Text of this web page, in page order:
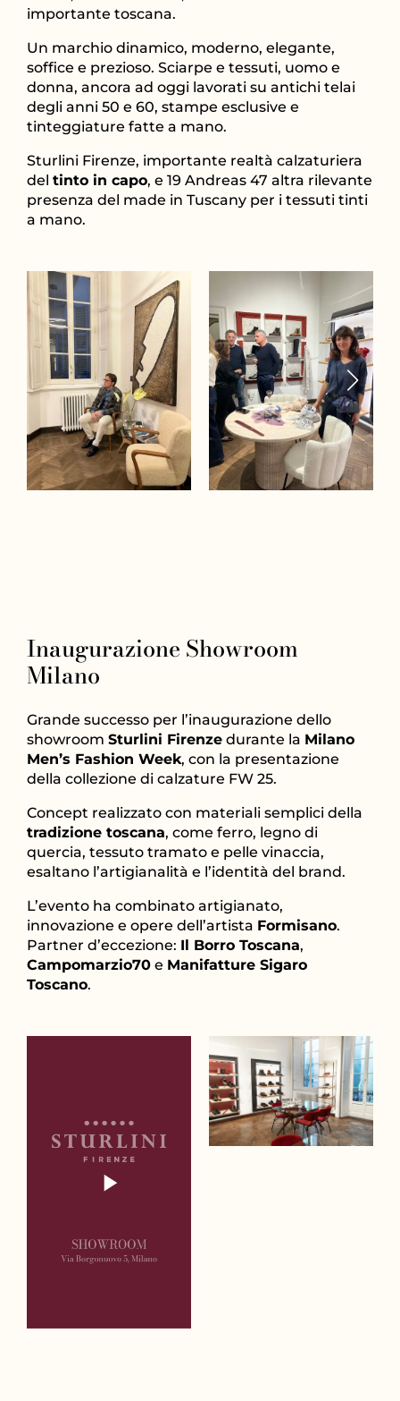
importante toscana.
Un marchio dinamico, moderno, elegante,
soffice e prezioso. Sciarpe e tessuti, uomo e
donna, ancora ad oggi lavorati su antichi telai
degli anni 50 e 60, stampe esclusive e
tinteggiature fatte a mano.
Sturlini Firenze, importante realtà calzaturiera
del tinto in capo, e 19 Andreas 47 altra rilevante
presenza del made in Tuscany per i tessuti tinti
a mano.
Inaugurazione Showroom
Milano
Grande successo per l’inaugurazione dello
showroom Sturlini Firenze durante la Milano
Men’s Fashion Week, con la presentazione
della collezione di calzature FW 25.
Concept realizzato con materiali semplici della
tradizione toscana, come ferro, legno di
quercia, tessuto tramato e pelle vinaccia,
esaltano l’artigianalità e l’identità del brand.
L’evento ha combinato artigianato,
innovazione e opere dell’artista Formisano.
Partner d’eccezione: Il Borro Toscana,
Campomarzio70 e Manifatture Sigaro
Toscano.